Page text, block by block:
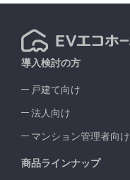
導入検討の方
戸建て向け
法人向け
マンション管理者向け
商品ラインナップ